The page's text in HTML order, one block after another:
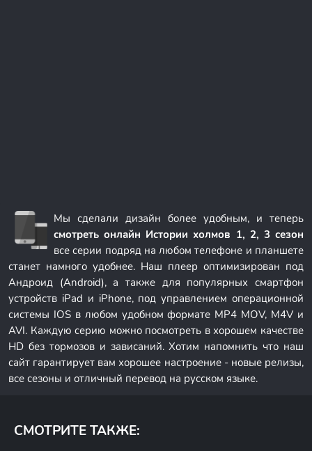
Мы сделали дизайн более удобным, и теперь
смотреть онлайн Истории холмов 1, 2, 3 сезон
все серии подряд на любом телефоне и планшете
станет намного удобнее. Наш плеер оптимизирован под
Андроид (Android), а также для популярных смартфон
устройств iPad и iPhone, под управлением операционной
системы IOS в любом удобном формате MP4 MOV, M4V и
AVI. Каждую серию можно посмотреть в хорошем качестве
HD без тормозов и зависаний. Хотим напомнить что наш
сайт гарантирует вам хорошее настроение - новые релизы,
все сезоны и отличный перевод на русском языке.
СМОТРИТЕ ТАКЖЕ: